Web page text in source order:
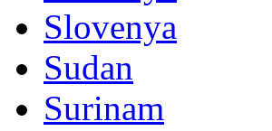
Slovenya
Sudan
Surinam